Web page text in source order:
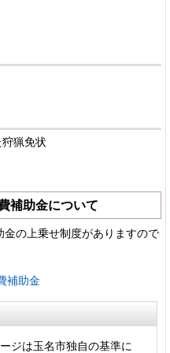
猟免状
補助金について
の上乗せ制度がありますので
補助金
ジは玉名市独自の基準に